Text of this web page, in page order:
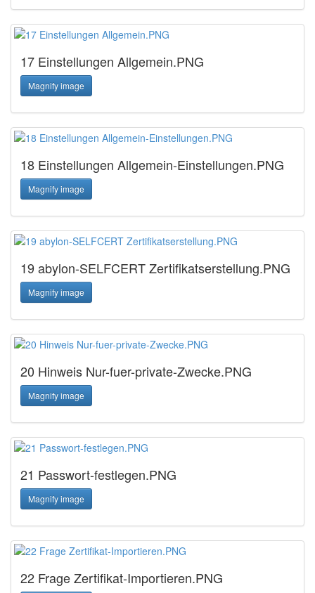
17 Einstellungen Allgemein.PNG
Magnify image
18 Einstellungen Allgemein-Einstellungen.PNG
Magnify image
19 abylon-SELFCERT Zertifikatserstellung.PNG
Magnify image
20 Hinweis Nur-fuer-private-Zwecke.PNG
Magnify image
21 Passwort-festlegen.PNG
Magnify image
22 Frage Zertifikat-Importieren.PNG